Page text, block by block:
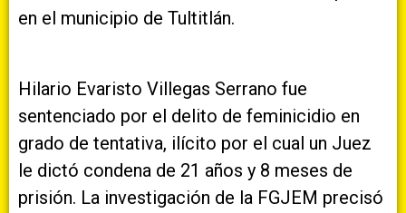
en el municipio de Tultitlán.
Hilario Evaristo Villegas Serrano fue
sentenciado por el delito de feminicidio en
grado de tentativa, ilícito por el cual un Juez
le dictó condena de 21 años y 8 meses de
prisión. La investigación de la FGJEM precisó